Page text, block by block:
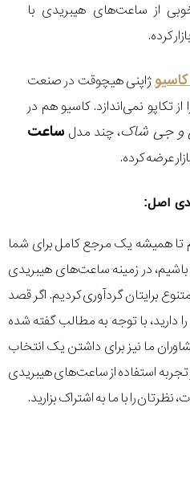
از ساعت‌های هیبریدی با
کرده.
ژاپنی هیچوقت در صنعت
نمی‌اندازد. کاسیو هم در
و جی شاک، چند مدل ساعت
عرضه کرده.
اصل:
تا همیشه یک مرجع کامل برای شما
باشیم، در زمینه ساعت‌های هیبریدی
برایتان گردآوری کردیم. اگر قصد
را دارید، با توجه به مطالب گفته شده
ما نیز برای داشتن یک انتخاب
تجربه استفاده از ساعت‌های هیبریدی
نظرتان را با ما به اشتراک بزارید.